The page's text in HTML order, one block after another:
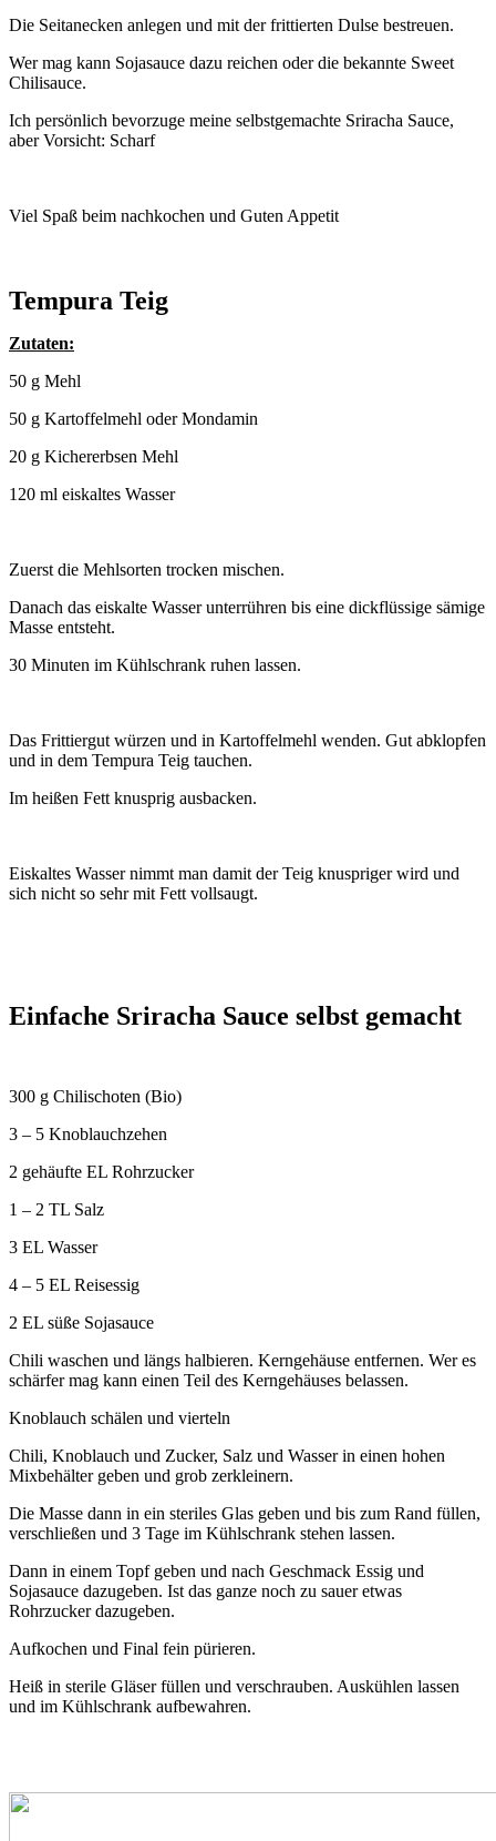
Die Seitanecken anlegen und mit der frittierten Dulse bestreuen.
Wer mag kann Sojasauce dazu reichen oder die bekannte Sweet
Chilisauce.
Ich persönlich bevorzuge meine selbstgemachte Sriracha Sauce,
aber Vorsicht: Scharf
Viel Spaß beim nachkochen und Guten Appetit
Tempura Teig
Zutaten:
50 g Mehl
50 g Kartoffelmehl oder Mondamin
20 g Kichererbsen Mehl
120 ml eiskaltes Wasser
Zuerst die Mehlsorten trocken mischen.
Danach das eiskalte Wasser unterrühren bis eine dickflüssige sämige
Masse entsteht.
30 Minuten im Kühlschrank ruhen lassen.
Das Frittiergut würzen und in Kartoffelmehl wenden. Gut abklopfen
und in dem Tempura Teig tauchen.
Im heißen Fett knusprig ausbacken.
Eiskaltes Wasser nimmt man damit der Teig knuspriger wird und
sich nicht so sehr mit Fett vollsaugt.
Einfache Sriracha Sauce selbst gemacht
300 g Chilischoten (Bio)
3 – 5 Knoblauchzehen
2 gehäufte EL Rohrzucker
1 – 2 TL Salz
3 EL Wasser
4 – 5 EL Reisessig
2 EL süße Sojasauce
Chili waschen und längs halbieren. Kerngehäuse entfernen. Wer es
schärfer mag kann einen Teil des Kerngehäuses belassen.
Knoblauch schälen und vierteln
Chili, Knoblauch und Zucker, Salz und Wasser in einen hohen
Mixbehälter geben und grob zerkleinern.
Die Masse dann in ein steriles Glas geben und bis zum Rand füllen,
verschließen und 3 Tage im Kühlschrank stehen lassen.
Dann in einem Topf geben und nach Geschmack Essig und
Sojasauce dazugeben. Ist das ganze noch zu sauer etwas
Rohrzucker dazugeben.
Aufkochen und Final fein pürieren.
Heiß in sterile Gläser füllen und verschrauben. Auskühlen lassen
und im Kühlschrank aufbewahren.